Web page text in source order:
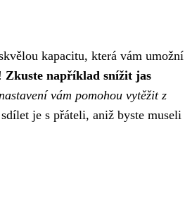
kapacitu, která vám umožní
Zkuste například snížit jas
vám pomohou vytěžit z
je s přáteli, aniž byste museli